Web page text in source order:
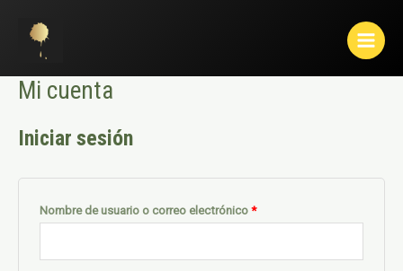
contenido
Menu
Mi cuenta
Iniciar sesión
Nombre de usuario o correo electrónico *